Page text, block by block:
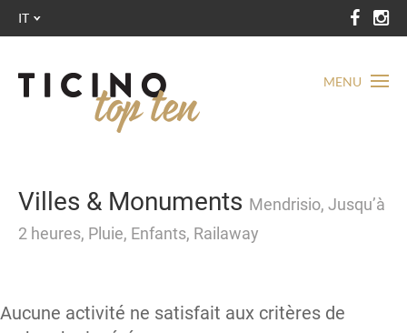
MENU
IT
Villes & Monuments Mendrisio, Jusqu’à
2 heures, Pluie, Enfants, Railaway
Aucune activité ne satisfait aux critères de